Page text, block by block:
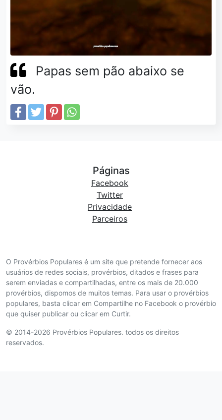
Papas sem pão abaixo se
vão.
O Provérbios Populares é um site que pretende fornecer aos
usuários de redes sociais, provérbios, ditados e frases para
serem enviadas e compartilhadas, entre os mais de 20.000
provérbios, dispomos de muitos temas. Para usar o provérbios
populares, basta clicar em Compartilhe no Facebook o provérbio
que quiser publicar ou clicar em Curtir.
© 2014-2026 Provérbios Populares. todos os direitos
reservados.
Páginas
Facebook
Twitter
Privacidade
Parceiros